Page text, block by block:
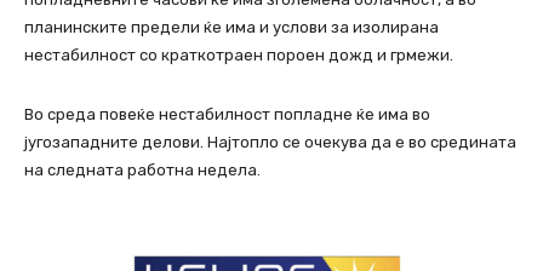
планинските предели ќе има и услови за изолирана
нестабилност со краткотраен пороен дожд и грмежи.
Во среда повеќе нестабилност попладне ќе има во
југозападните делови. Најтопло се очекува да е во средината
на следната работна недела.